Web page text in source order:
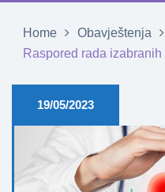
Home
Obavještenja
Raspored rada
19/05/2023